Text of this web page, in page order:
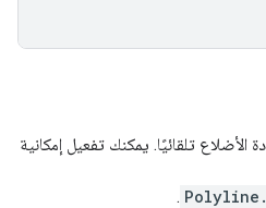
تلقائيًا. يمكنك تفعيل إمكانية
.